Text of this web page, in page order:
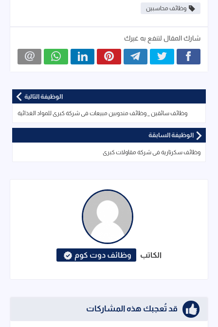
وظائف محاسبين
شارك المقال لتنفع به غيرك
الوظيفة التالية
وظائف سائقين _ وظائف مندوبين مبيعات فى شركة كبرى للمواد الغذائية
الوظيفة السابقة
وظائف سكرتارية فى شركة مقاولات كبرى
الكاتب وظائف دوت كوم
قد تُعجبك هذه المشاركات